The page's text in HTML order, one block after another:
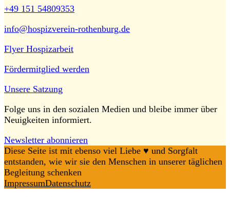
+49 151 54809353
info@hospizverein-rothenburg.de
Flyer Hospizarbeit
Fördermitglied werden
Unsere Satzung
Folge uns in den sozialen Medien und bleibe immer über
Neuigkeiten informiert.
Newsletter abonnieren
Diese Seite ist mit ebenso viel Liebe ♥️ und Sorgfalt
entstanden, wie wir sie den Menschen in unserer täglichen
Begleitung schenken
ImpressumDatenschutz